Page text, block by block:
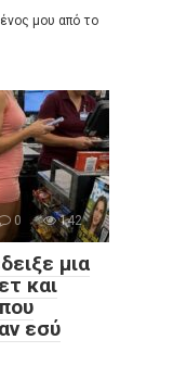
μου από το
0 142
μια
και
εσύ